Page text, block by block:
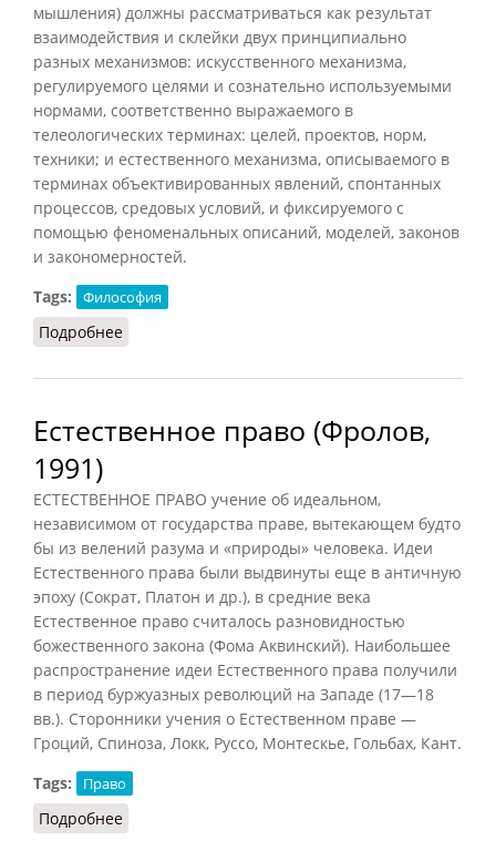
мышления) должны рассматриваться как результат
взаимодействия и склейки двух принципиально
разных механизмов: искусственного механизма,
регулируемого целями и сознательно используемыми
нормами, соответственно выражаемого в
телеологических терминах: целей, проектов, норм,
техники; и естественного механизма, описываемого в
терминах объективированных явлений, спонтанных
процессов, средовых условий, и фиксируемого с
помощью феноменальных описаний, моделей, законов
и закономерностей.
Tags:
Философия
Подробнее
Естественное право (Фролов,
1991)
ЕСТЕСТВЕННОЕ ПРАВО учение об идеальном,
независимом от государства праве, вытекающем будто
бы из велений разума и «природы» человека. Идеи
Естественного права были выдвинуты еще в античную
эпоху (Сократ, Платон и др.), в средние века
Естественное право считалось разновидностью
божественного закона (Фома Аквинский). Наибольшее
распространение идеи Естественного права получили
в период буржуазных революций на Западе (17—18
вв.). Сторонники учения о Естественном праве —
Гроций, Спиноза, Локк, Руссо, Монтескье, Гольбах, Кант.
Tags:
Право
Подробнее